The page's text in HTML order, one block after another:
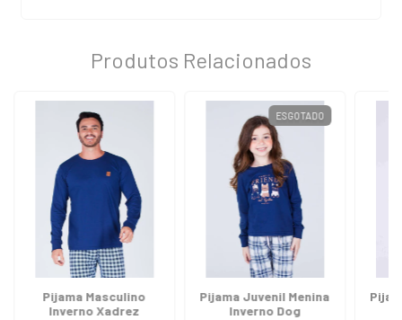
Produtos Relacionados
Pijama Masculino
Inverno Xadrez
ESGOTADO
Pijama Juvenil Menina
Inverno Dog